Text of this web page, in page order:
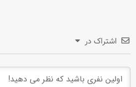
اشتراک در